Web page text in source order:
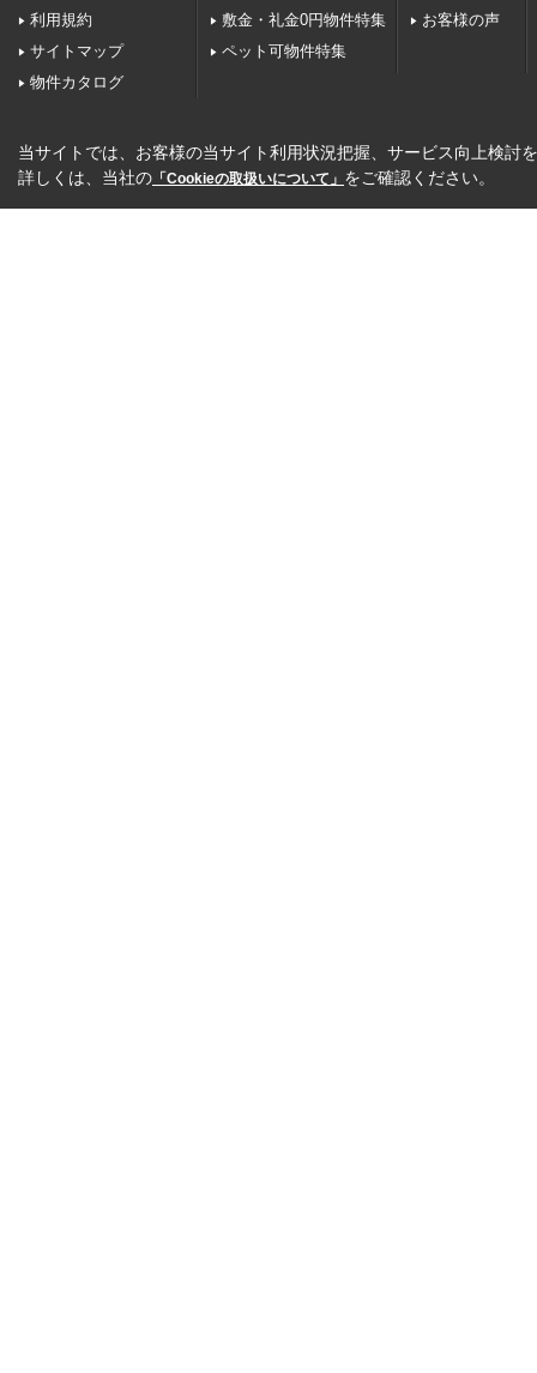
利用規約
サイトマップ
物件カタログ
敷金・礼金0円物件特集
ペット可物件特集
お客様の声
当サイトでは、お客様の当サイト利用状況把握、サービス向上検討
詳しくは、当社の 「Cookieの取扱いについて」 をご確認ください。